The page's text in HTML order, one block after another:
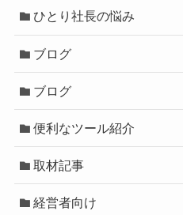
ひとり社長の悩み
ブログ
ブログ
便利なツール紹介
取材記事
経営者向け